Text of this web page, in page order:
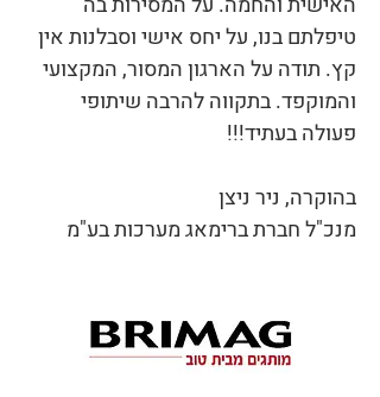
טיפלתם בנו, על יחס אישי וסבלנות אין
קץ. תודה על הארגון המסור, המקצועי
והמוקפד. בתקווה להרבה שיתופי
פעולה בעתיד!!!
בהוקרה, ניר ניצן
מנכ"ל חברת ברימאג מערכות בע"מ